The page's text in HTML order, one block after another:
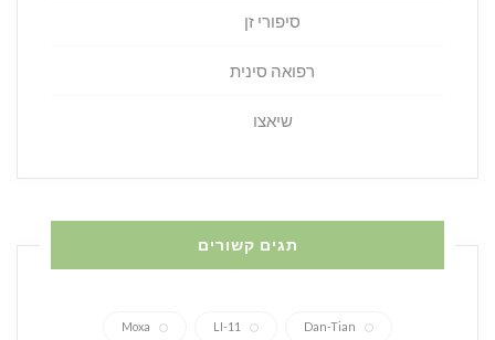
סיפורי זן
רפואה סינית
שיאצו
תגים קשורים
Dan-Tian
LI-11
Moxa